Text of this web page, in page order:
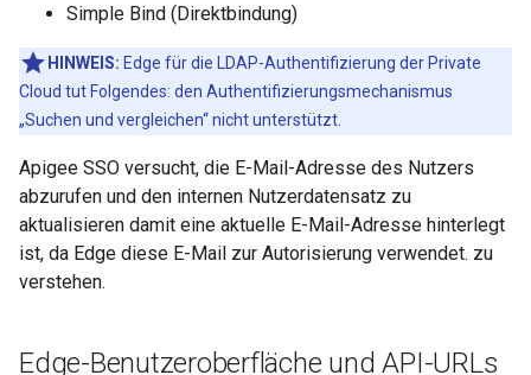
Simple Bind (Direktbindung)
HINWEIS: Edge für die LDAP-Authentifizierung der Private
Cloud tut Folgendes: den Authentifizierungsmechanismus
„Suchen und vergleichen“ nicht unterstützt.
Apigee SSO versucht, die E-Mail-Adresse des Nutzers
abzurufen und den internen Nutzerdatensatz zu
aktualisieren damit eine aktuelle E-Mail-Adresse hinterlegt
ist, da Edge diese E-Mail zur Autorisierung verwendet. zu
verstehen.
Edge-Benutzeroberfläche und API-URLs